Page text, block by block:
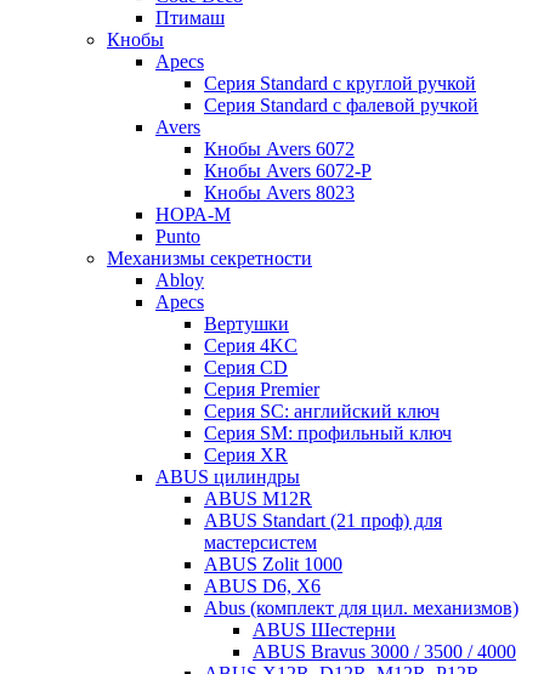
Птимаш
Кнобы
Apecs
Серия Standard с круглой ручкой
Серия Standard с фалевой ручкой
Avers
Кнобы Avers 6072
Кнобы Avers 6072-P
Кнобы Avers 8023
НОРА-М
Punto
Механизмы секретности
Abloy
Apecs
Вертушки
Серия 4KC
Серия CD
Серия Premier
Серия SC: английский ключ
Серия SM: профильный ключ
Серия XR
ABUS цилиндры
ABUS M12R
ABUS Standart (21 проф) для
мастерсистем
ABUS Zolit 1000
ABUS D6, X6
Abus (комплект для цил. механизмов)
ABUS Шестерни
ABUS Bravus 3000 / 3500 / 4000